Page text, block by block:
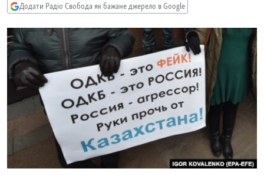
УКРАЇНА
СВІТ
СХЕМИ
ПРИАЗОВ’Я
КИТАЙ.ВИКЛИКИ
МУЛЬТИМЕДІА
ФОТО
СПЕЦПРОЄКТИ
ПОДКАСТИ
Додати Радіо Свобода як бажане джерело в Google